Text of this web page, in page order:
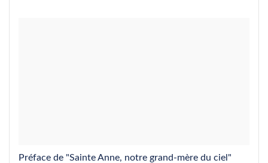
Préface de "Sainte Anne, notre grand-mère du ciel"